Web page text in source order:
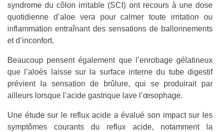
syndrome du côlon irritable (SCI) ont recours à une dose
quotidienne d’aloe vera pour calmer toute irritation ou
inflammation entraînant des sensations de ballonnements
et d’inconfort.
Beaucoup pensent également que l’enrobage gélatineux
que l’aloès laisse sur la surface interne du tube digestif
prévient la sensation de brûlure, qui se produirait par
ailleurs lorsque l’acide gastrique lave l’œsophage.
Une étude sur le reflux acide a évalué son impact sur les
symptômes courants du reflux acide, notamment la